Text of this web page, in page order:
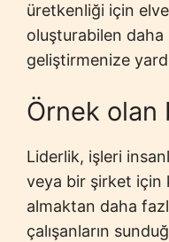
üretkenliği için
oluşturabilen
geliştirmenize
Örnek
Liderlik, işleri
veya bir şirket için
almaktan daha
çalışanların